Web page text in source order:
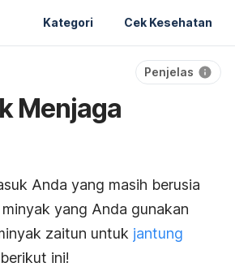
Kategori Cek Kesehatan
Penjelas
Menjaga
Anda yang masih berusia
yang Anda gunakan
zaitun untuk jantung
ini!